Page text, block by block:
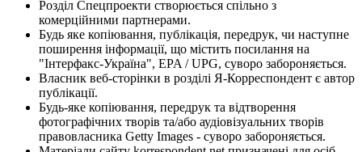
Розділ Спецпроекти створюється спільно з
комерційними партнерами.
Будь яке копіювання, публікація, передрук, чи наступне
поширення інформації, що містить посилання на
"Інтерфакс-Україна", EPA / UPG, суворо забороняється.
Власник веб-сторінки в розділі Я-Корреспондент є автор
публікації.
Будь-яке копіювання, передрук та відтворення
фотографічних творів та/або аудіовізуальних творів
правовласника Getty Images - суворо забороняється.